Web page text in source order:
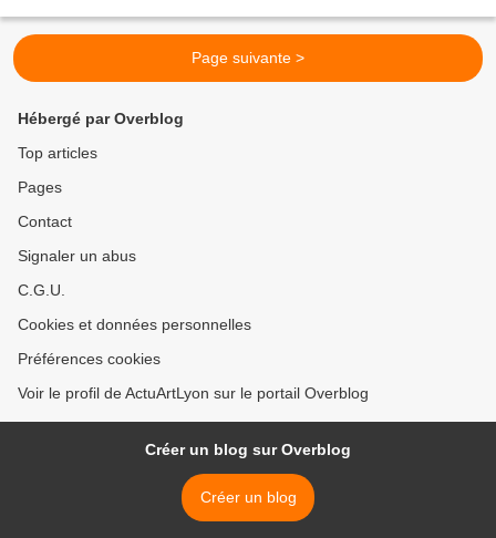
Page suivante >
Hébergé par Overblog
Top articles
Pages
Contact
Signaler un abus
C.G.U.
Cookies et données personnelles
Préférences cookies
Voir le profil de ActuArtLyon sur le portail Overblog
Créer un blog sur Overblog
Créer un blog